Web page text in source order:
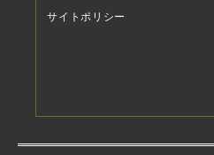
サイトポリシー